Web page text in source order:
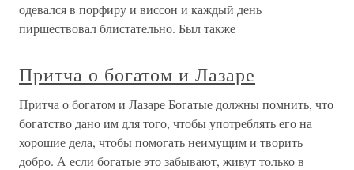
одевался в порфиру и виссон и каждый день
пиршествовал блистательно. Был также
Притча о богатом и Лазаре
Притча о богатом и Лазаре Богатые должны помнить, что
богатство дано им для того, чтобы употреблять его на
хорошие дела, чтобы помогать неимущим и творить
добро. А если богатые это забывают, живут только в